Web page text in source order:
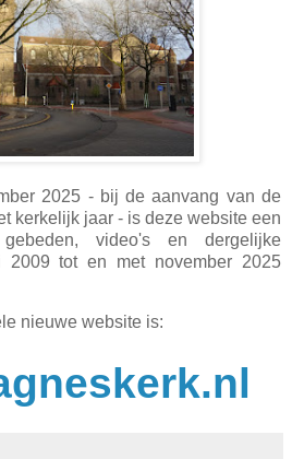
2025 - bij de aanvang van de
kerkelijk jaar - is deze website een
video's en dergelijke
tot en met november 2025
nieuwe website is: